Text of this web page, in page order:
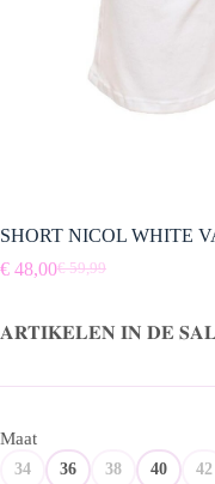
SHORT NICOL WHITE
€59,99
Oorspronkelijke
€ 59,99.
€ 48,00Huidige
€ 48,00.
𝐀𝐑𝐓𝐈𝐊𝐄𝐋𝐄𝐍 𝐈𝐍 𝐃𝐄
Maat
34 36 38 40 42